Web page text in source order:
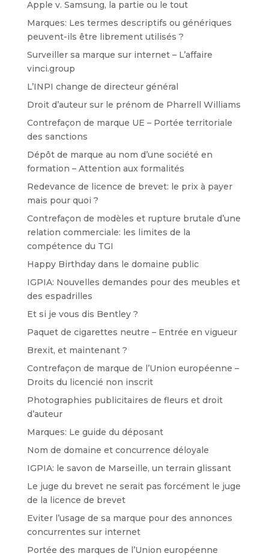
Apple v. Samsung, la partie ou le tout
Marques: Les termes descriptifs ou génériques
peuvent-ils être librement utilisés ?
Surveiller sa marque sur internet – L’affaire
vinci.group
L’INPI change de directeur général
Droit d’auteur sur le prénom de Pharrell Williams
Contrefaçon de marque UE – Portée territoriale
des sanctions
Dépôt de marque au nom d’une société en
formation – Attention aux formalités
Redevance de licence de brevet: le prix à payer
mais pour quoi ?
Contrefaçon de modèles et rupture brutale d’une
relation commerciale: les limites de la
compétence du TGI
Happy Birthday dans le domaine public
IGPIA: Nouvelles demandes pour des meubles et
des espadrilles
Et si je vous dis Bentley ?
Paquet de cigarettes neutre – Entrée en vigueur
Brexit, et maintenant ?
Contrefaçon de marque de l’Union européenne –
Droits du licencié non inscrit
Photographies publicitaires de fleurs et droit
d’auteur
Marques: Le guide du déposant
Nom de domaine et concurrence déloyale
IGPIA: le savon de Marseille, un terrain glissant
Le juge du brevet ne serait pas forcément le juge
de la licence de brevet
Eviter l’usage de sa marque pour des annonces
concurrentes sur internet
Portée des marques de l’Union européenne